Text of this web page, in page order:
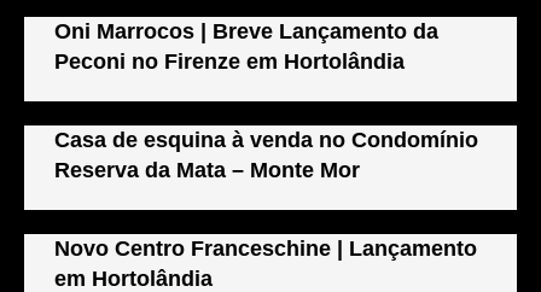
Oni Marrocos | Breve Lançamento da
Peconi no Firenze em Hortolândia
Casa de esquina à venda no Condomínio
Reserva da Mata – Monte Mor
Novo Centro Franceschine | Lançamento
em Hortolândia